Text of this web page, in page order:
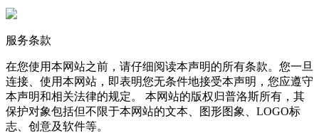
服务条款
在您使用本网站之前，请仔细阅读本声明的所有条款。您一旦
连接、使用本网站，即表明您无条件地接受本声明，您应遵守
本声明和相关法律的规定。 本网站的版权归普洛斯所有，其
保护对象包括但不限于本网站的文本、图形图象、LOGO标
志、创意及软件等。